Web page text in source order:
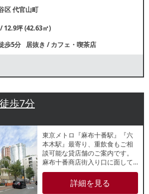
区代官山町
12.9坪 (42.63㎡)
歩5分 居抜き /カフェ・喫茶店
歩7分
東京メトロ『麻布十番駅』『六
本木駅』最寄り、重飲食もご相
談可能な貸店舗のご案内です。
麻布十番商店街入り口に面して
おり、周辺は多種多様な飲食店
が点在しています。事務所仕様
での引渡しです。諸条件等、お
詳細を見る